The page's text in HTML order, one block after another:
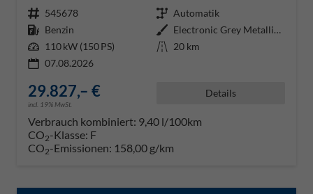
Fahrzeugnr. 545678 Getriebe Automatik
Kraftstoff Benzin Außenfarbe
Electronic Grey Metallic ()
Leistung 110 kW (150 PS) Kilometerstand 20 km
07.08.2026
29.827,– €
incl. 19% MwSt.
Details
Verbrauch kombiniert: 9,40 l/100km
CO2-Klasse: F
CO2-Emissionen: 158,00 g/km